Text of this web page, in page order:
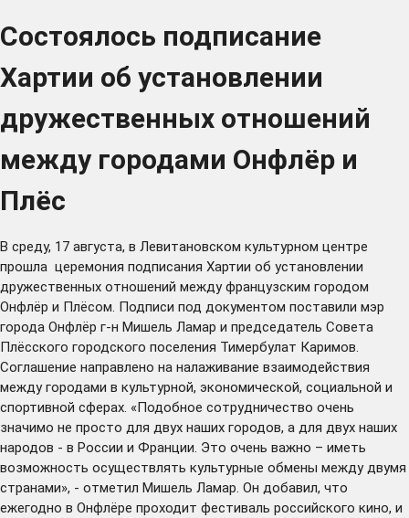
Состоялось подписание
Хартии об установлении
дружественных отношений
между городами Онфлёр и
Плёс
В среду, 17 августа, в Левитановском культурном центре
прошла церемония подписания Хартии об установлении
дружественных отношений между французским городом
Онфлёр и Плёсом. Подписи под документом поставили мэр
города Онфлёр г-н Мишель Ламар и председатель Совета
Плёсского городского поселения Тимербулат Каримов.
Соглашение направлено на налаживание взаимодействия
между городами в культурной, экономической, социальной и
спортивной сферах. «Подобное сотрудничество очень
значимо не просто для двух наших городов, а для двух наших
народов - в России и Франции. Это очень важно – иметь
возможность осуществлять культурные обмены между двумя
странами», - отметил Мишель Ламар. Он добавил, что
ежегодно в Онфлёре проходит фестиваль российского кино, и